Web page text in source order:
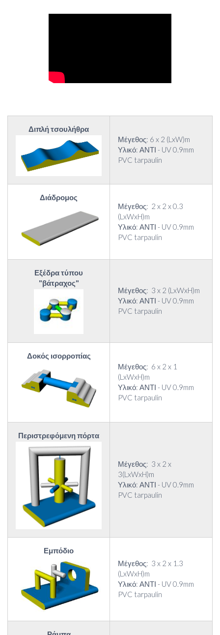
Διπλή τσουλήθρα
Μέγεθος: 6 x 2 (LxW)m
Υλικό: ΑΝΤΙ - UV 0.9mm
PVC tarpaulin
Διάδρομος
Μέγεθος: 2 x 2 x 0.3
(LxWxH)m
Υλικό: ΑΝΤΙ - UV 0.9mm
PVC tarpaulin
Εξέδρα τύπου
"βάτραχος"
Μέγεθος: 3 x 2 (LxWxH)m
Υλικό: ΑΝΤΙ - UV 0.9mm
PVC tarpaulin
Δοκός ισορροπίας
Μέγεθος: 6 x 2 x 1
(LxWxH)m
Υλικό: ΑΝΤΙ - UV 0.9mm
PVC tarpaulin
Περιστρεφόμενη πόρτα
Μέγεθος: 3 x 2 x
3(LxWxH)m
Υλικό: ΑΝΤΙ - UV 0.9mm
PVC tarpaulin
Εμπόδιο
Μέγεθος: 3 x 2 x 1.3
(LxWxH)m
Υλικό: ΑΝΤΙ - UV 0.9mm
PVC tarpaulin